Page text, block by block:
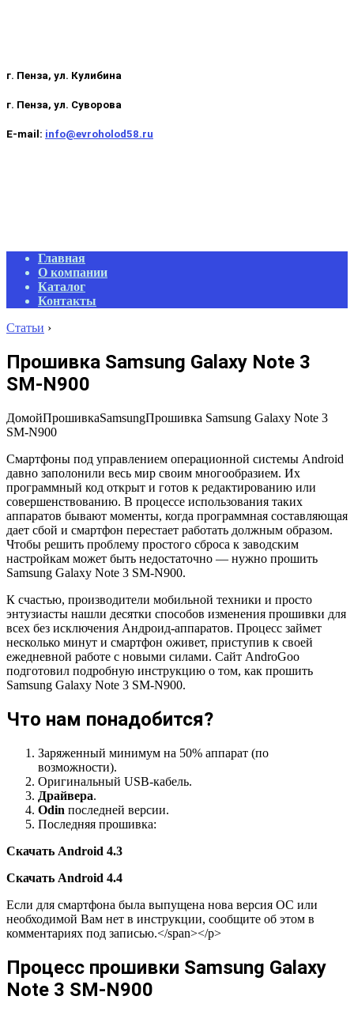
г. Пенза, ул. Кулибина
г. Пенза, ул. Суворова
E-mail: info@evroholod58.ru
Primary
Navigation
Menu
Главная
О компании
Каталог
Контакты
Статьи ›
Прошивка Samsung Galaxy Note 3
SM-N900
ДомойПрошивкаSamsungПрошивка Samsung Galaxy Note 3
SM-N900
Смартфоны под управлением операционной системы Android
давно заполонили весь мир своим многообразием. Их
программный код открыт и готов к редактированию или
совершенствованию. В процессе использования таких
аппаратов бывают моменты, когда программная составляющая
дает сбой и смартфон перестает работать должным образом.
Чтобы решить проблему простого сброса к заводским
настройкам может быть недостаточно ― нужно прошить
Samsung Galaxy Note 3 SM-N900.
К счастью, производители мобильной техники и просто
энтузиасты нашли десятки способов изменения прошивки для
всех без исключения Андроид-аппаратов. Процесс займет
несколько минут и смартфон оживет, приступив к своей
ежедневной работе с новыми силами. Сайт AndroGoo
подготовил подробную инструкцию о том, как прошить
Samsung Galaxy Note 3 SM-N900.
Что нам понадобится?
Заряженный минимум на 50% аппарат (по
возможности).
Оригинальный USB-кабель.
Драйвера.
Odin последней версии.
Последняя прошивка:
Скачать Android 4.3
Скачать Android 4.4
Если для смартфона была выпущена нова версия ОС или
необходимой Вам нет в инструкции, сообщите об этом в
комментариях под записью.</span></p>
Процесс прошивки Samsung Galaxy
Note 3 SM-N900